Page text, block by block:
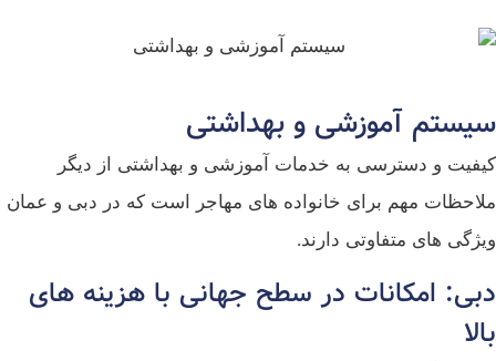
سیستم آموزشی و بهداشتی
کیفیت و دسترسی به خدمات آموزشی و بهداشتی از دیگر
ملاحظات مهم برای خانواده‌ های مهاجر است که در دبی و عمان
ویژگی‌ های متفاوتی دارند.
دبی: امکانات در سطح جهانی با هزینه‌ های
بالا